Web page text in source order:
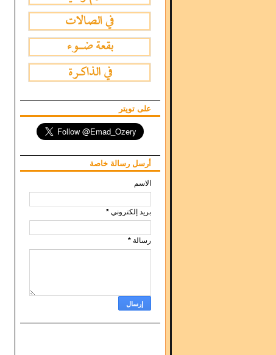
على تويتر
أرسل رسالة خاصة
الاسم
بريد إلكتروني *
رسالة *